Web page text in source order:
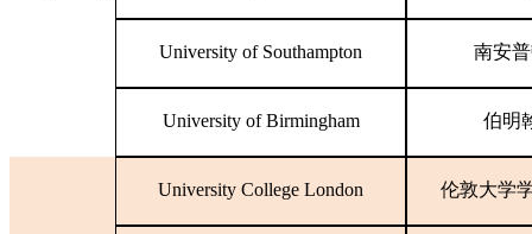
University of Southampton 南安
University of Birmingham 伯明
University College London 伦敦大学